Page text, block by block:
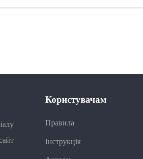
Користувачам
Правила
Інструкція